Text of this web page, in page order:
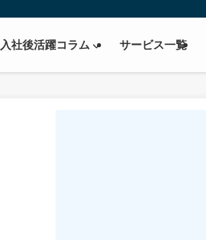
入社後活躍コラム サービス一覧